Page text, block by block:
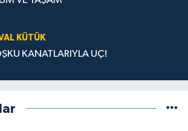
KÜTÜK
KANATLARIYLA UÇ!